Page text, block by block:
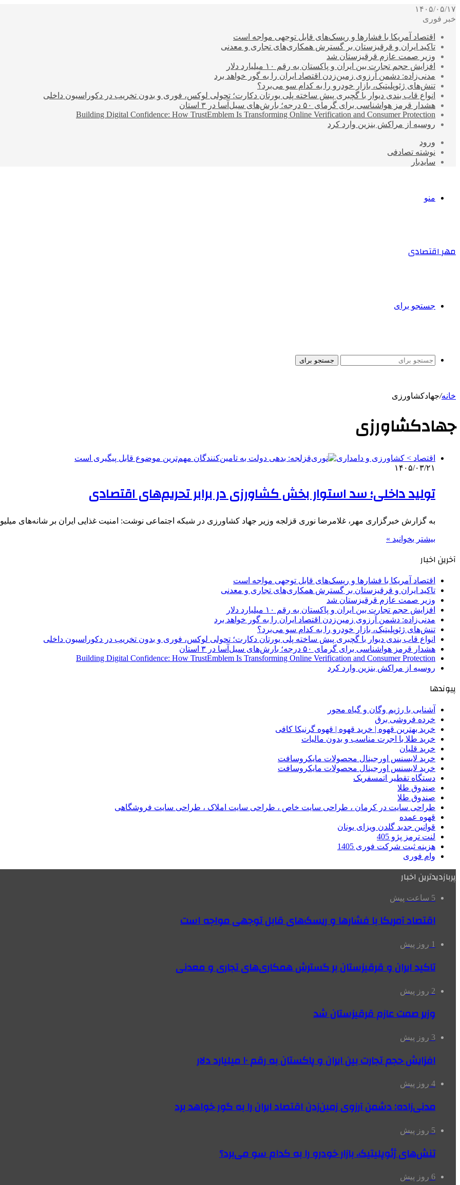
۱۴۰۵/۰۵/۱۷
خبر فوری
اقتصاد آمریکا با فشارها و ریسک‌های قابل توجهی مواجه است
تاکید ایران و قرقیزستان بر گسترش همکاری‌های تجاری و معدنی
وزیر صمت عازم قرقیزستان شد
افزایش حجم تجارت بین ایران و پاکستان به رقم ۱۰ میلیارد دلار
مدنی‌زاده: دشمن آرزوی زمین‌زدن اقتصاد ایران را به گور خواهد برد
تنش‌های ژئوپلیتیک، بازار خودرو را به کدام سو می‌برد؟
انواع قاب بندی دیوار با گچبری پیش ساخته پلی یورتان دکارت؛ تحولی لوکس، فوری و بدون تخریب در دکوراسیون داخلی
هشدار قرمز هواشناسی برای گرمای ۵۰ درجه؛ بارش‌های سیل‌آسا در ۳ استان
Building Digital Confidence: How TrustEmblem Is Transforming Online Verification and Consumer Protection
روسیه از مراکش بنزین وارد کرد
ورود
نوشته تصادفی
سایدبار
منو
مهر اقتصادی
جستجو برای
جستجو برای
خانه/جهادکشاورزی
جهادکشاورزی
اقتصاد > کشاورزی و دامداری
۱۴۰۵/۰۳/۲۱
تولید داخلی؛ سد استوار بخش کشاورزی در برابر تحریم‌های اقتصادی
به گزارش خبرگزاری مهر، غلامرضا نوری قزلجه وزیر جهاد کشاورزی در شبکه اجتماعی نوشت: امنیت غذایی ایران بر شانه‌های
بیشتر بخوانید »
آخرین اخبار
اقتصاد آمریکا با فشارها و ریسک‌های قابل توجهی مواجه است
تاکید ایران و قرقیزستان بر گسترش همکاری‌های تجاری و معدنی
وزیر صمت عازم قرقیزستان شد
افزایش حجم تجارت بین ایران و پاکستان به رقم ۱۰ میلیارد دلار
مدنی‌زاده: دشمن آرزوی زمین‌زدن اقتصاد ایران را به گور خواهد برد
تنش‌های ژئوپلیتیک، بازار خودرو را به کدام سو می‌برد؟
انواع قاب بندی دیوار با گچبری پیش ساخته پلی یورتان دکارت؛ تحولی لوکس، فوری و بدون تخریب در دکوراسیون داخلی
هشدار قرمز هواشناسی برای گرمای ۵۰ درجه؛ بارش‌های سیل‌آسا در ۳ استان
Building Digital Confidence: How TrustEmblem Is Transforming Online Verification and Consumer Protection
روسیه از مراکش بنزین وارد کرد
پیوندها
آشنایی با رژیم وگان و گیاه محور
خرده فروشی برق
خرید بهترین قهوه | خرید قهوه | قهوه گرنیکا کافی
خرید طلا با اجرت مناسب و بدون مالیات
خرید قلیان
خرید لایسنس اورجینال محصولات مایکروسافت
خرید لایسنس اورجینال محصولات مایکروسافت
دستگاه تقطیر اتمسفریک
صندوق طلا
صندوق طلا
طراحی سایت در کرمان ، طراحی سایت خاص ، طراحی سایت املاک ، طراحی سایت فروشگاهی
قهوه عمده
قوانین جدید گلدن ویزای یونان
لنت ترمز پژو 405
هزینه ثبت شرکت فوری 1405
وام فوری
پربازدیدترین اخبار
5 ساعت پیش
اقتصاد آمریکا با فشارها و ریسک‌های قابل توجهی مواجه است
1 روز پیش
تاکید ایران و قرقیزستان بر گسترش همکاری‌های تجاری و معدنی
2 روز پیش
وزیر صمت عازم قرقیزستان شد
3 روز پیش
افزایش حجم تجارت بین ایران و پاکستان به رقم ۱۰ میلیارد دلار
4 روز پیش
مدنی‌زاده: دشمن آرزوی زمین‌زدن اقتصاد ایران را به گور خواهد برد
5 روز پیش
تنش‌های ژئوپلیتیک، بازار خودرو را به کدام سو می‌برد؟
6 روز پیش